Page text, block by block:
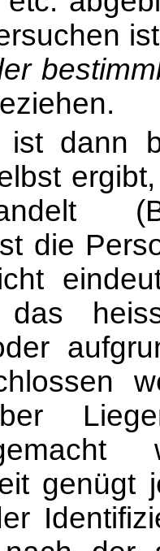
ist dann
die
das
genügt